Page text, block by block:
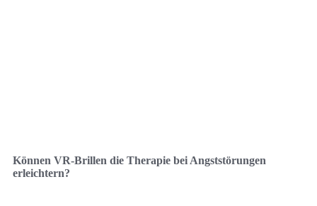
Können VR-Brillen die Therapie bei Angststörungen
erleichtern?